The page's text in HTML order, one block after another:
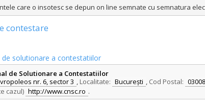
care o insotesc se depun on line semnate cu semnatura
contestare
de solutionare a contestatiilor
de Solutionare a Contestatiilor
nr. 6, sector 3 , Localitate: București , Cod Postal:
cazul) http://www.cnsc.ro .